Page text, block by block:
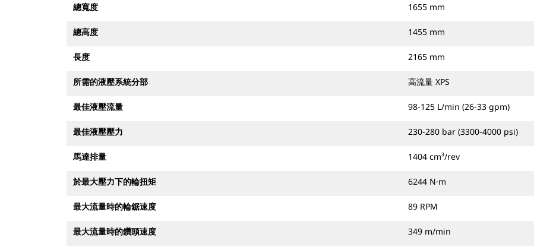
總寬度 1655 mm
總高度 1455 mm
長度 2165 mm
所需的液壓系統分部 高流量 XPS
最佳液壓流量 98-125 L/min (26-33 gpm)
最佳液壓壓力 230-280 bar (3300-4000 psi)
馬達排量 1404 cm³/rev
於最大壓力下的輪扭矩 6244 N·m
最大流量時的輪鋸速度 89 RPM
最大流量時的鑽頭速度 349 m/min